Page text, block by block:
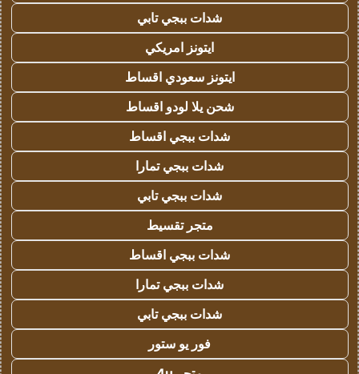
شدات ببجي تابي
ايتونز امريكي
ايتونز سعودي اقساط
شحن يلا لودو اقساط
شدات ببجي اقساط
شدات ببجي تمارا
شدات ببجي تابي
متجر تقسيط
شدات ببجي اقساط
شدات ببجي تمارا
شدات ببجي تابي
فور يو ستور